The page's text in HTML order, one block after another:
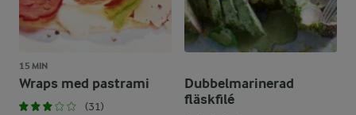
15 MIN
Wraps med pastrami
(31)
Dubbelmarinerad
fläskfilé